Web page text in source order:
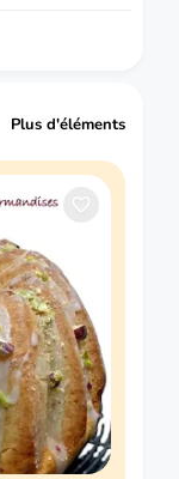
Plus d'éléments